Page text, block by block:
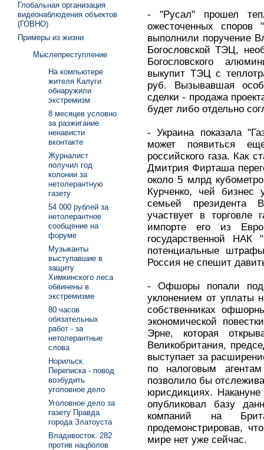
- "Русал" прошел
ожесточенных споров
выполнили поручение
Богословской ТЭЦ,
Богословского
выкупит ТЭЦ с
руб. Вызывавшая
сделки - продажа
будет либо отдельно
- Украина показала
может появиться
российского газа. Как
Дмитрия Фирташа
около 5 млрд
Курченко, чей бизнес
семьей президента
участвует в
импорте его из
государственной НАК
потенциальные
Россия не спешит
- Офшоры попали под
уклонением от уплаты
собственниках
экономической
Эрне, которая
Великобритания,
выступает за
по налоговым
позволило бы
юрисдикциях.
опубликовал базу
компаний на
продемонстрировав,
мире нет уже сейчас.
Глобальная организация
видеонаблюдения объектов
(ГОВНО)
Примеры из жизни
Мыслепреступление
На компьютере
жителя Калуги
обнаружили
экстремизм
8 месяцев условно
за разжигание
ненависти
вконтакте
Журналист
получил год
колонии за
нетолерантную
газету
54 000 рублей за
нетолерантное
сообщение на
форуме
Музыканты
выступавшие в
защиту
Химкинского леса
обвинены в
экстремизме
80 часов
обязательных
работ - за
нетолерантные
слова
Норильск.
Переписка - повод
возбудить
уголовное дело
Уголовное дело за
газету Правда
города Златоуста
Владивосток. 282
против нацболов